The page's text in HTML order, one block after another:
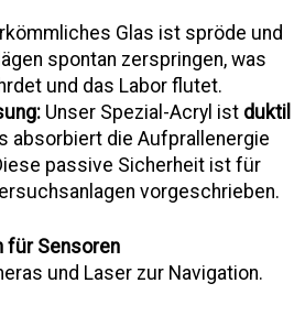
Glas ist spröde und
spontan zerspringen, was
und das Labor flutet.
Unser Spezial-Acryl ist duktil
absorbiert die Aufprallenergie
passive Sicherheit ist für
vorgeschrieben.
für Sensoren
und Laser zur Navigation.